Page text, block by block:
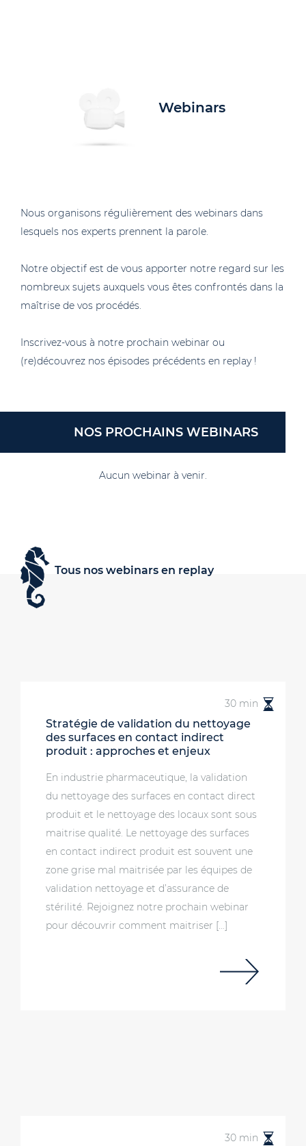
Webinars
Nous organisons régulièrement des webinars dans
lesquels nos experts prennent la parole.
Notre objectif est de vous apporter notre regard sur les
nombreux sujets auxquels vous êtes confrontés dans la
maîtrise de vos procédés.
Inscrivez-vous à notre prochain webinar ou
(re)découvrez nos épisodes précédents en replay !
NOS PROCHAINS WEBINARS
Aucun webinar à venir.
Tous nos webinars en replay
30 min
Stratégie de validation du nettoyage
des surfaces en contact indirect
produit : approches et enjeux
En industrie pharmaceutique, la validation
du nettoyage des surfaces en contact direct
produit et le nettoyage des locaux sont sous
maitrise qualité. Le nettoyage des surfaces
en contact indirect produit est souvent une
zone grise mal maitrisée par les équipes de
validation nettoyage et d’assurance de
stérilité. Rejoignez notre prochain webinar
pour découvrir comment maitriser […]
30 min